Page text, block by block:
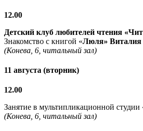
12.00
Детский клуб любителей чтения
Знакомство с книгой «Люля» Виталия
(Конева, 6, читальный зал)
11 августа (вторник)
12.00
Занятие в мультипликационной студии
(Конева, 6, читальный зал)